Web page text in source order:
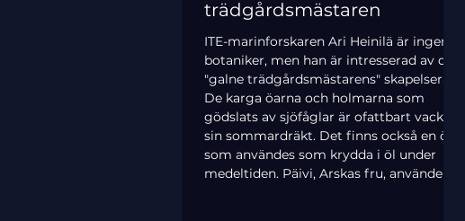
trädgårdsmästaren
ITE-marinforskaren Ari Heinilä är ingen
botaniker, men han är intresserad av den
"galne trädgårdsmästarens" skapelser.
De karga öarna och holmarna som
gödslats av sjöfåglar är ofattbart vackra i
sin sommardräkt. Det finns också en ört
som användes som krydda i öl under
medeltiden. Päivi, Arskas fru, använder